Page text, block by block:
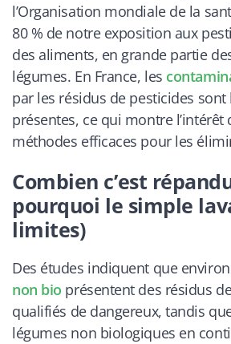
l’Organisation mondiale de la
80 % de notre exposition aux
des aliments, en grande partie
légumes. En France, les
par les résidus de pesticides
présentes, ce qui montre l’intérêt
méthodes efficaces pour les
Combien c’est
pourquoi le simple
limites)
Des études indiquent que
non bio présentent des résidus
qualifiés de dangereux, tandis
légumes non biologiques en